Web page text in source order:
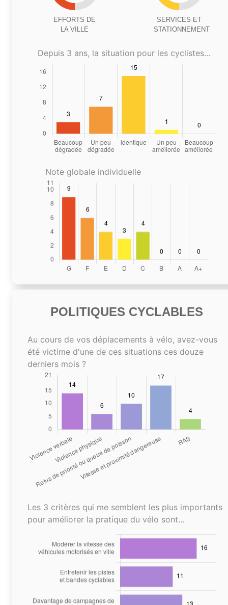
EFFORTS DE
LA VILLE
SERVICES ET
STATIONNEMENT
Depuis 3 ans, la situation pour les cyclistes...
Note globale individuelle
POLITIQUES CYCLABLES
Au cours de vos déplacements à vélo, avez-vous
été victime d'une de ces situations ces douze
derniers mois ?
Les 3 critères qui me semblent les plus importants
pour améliorer la pratique du vélo sont...